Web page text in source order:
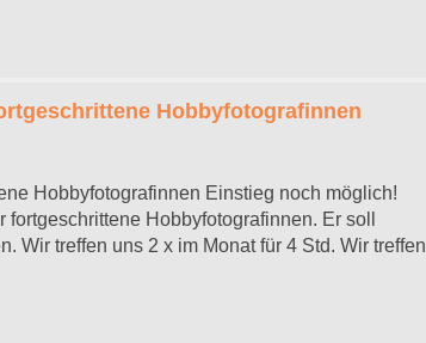
Hobbyfotografinnen
Hobbyfotografinnen Einstieg noch möglich!
Hobbyfotografinnen. Er soll
Wir treffen uns 2 x im Monat für 4 Std. Wir treffen